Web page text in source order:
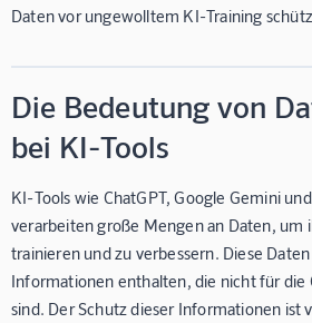
Daten vor ungewolltem KI-Training
Die Bedeutung von
bei KI-Tools
KI-Tools wie ChatGPT, Google Gemini
verarbeiten große Mengen an Daten, um
trainieren und zu verbessern. Diese
Informationen enthalten, die nicht für
sind. Der Schutz dieser Informationen ist